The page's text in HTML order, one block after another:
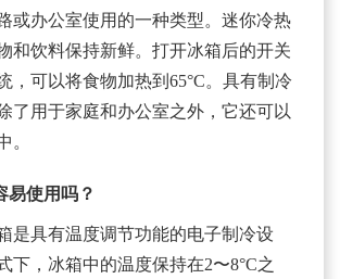
或办公室使用的一种类型。迷你冷热
和饮料保持新鲜。打开冰箱后的开关
，可以将食物加热到65°C。具有制冷
了用于家庭和办公室之外，它还可以
。
易使用吗？
是具有温度调节功能的电子制冷设
下，冰箱中的温度保持在2〜8°C之